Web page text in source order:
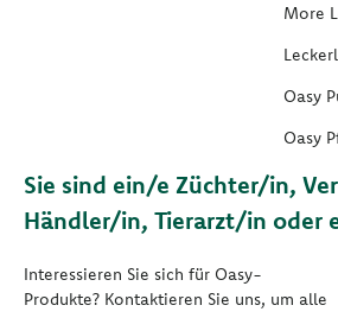
More
Oasy
Oasy
Sie sind ein/e Züchter/in,
Händler/in, Tierarzt/in oder
Interessieren Sie sich für Oasy-
Produkte? Kontaktieren Sie uns, um alle